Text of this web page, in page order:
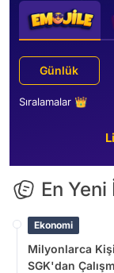
Günlük
Sıralamalar 👑
En
Ekonomi
Milyonlarca
SGK'dan